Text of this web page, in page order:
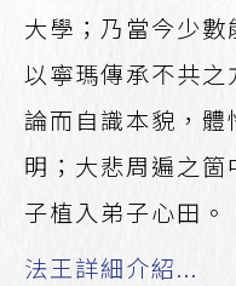
大學；乃當今少
以寧瑪傳承不共
論而自識本貌，
明；大悲周遍之
子植入弟子心田。
法王詳細介紹...